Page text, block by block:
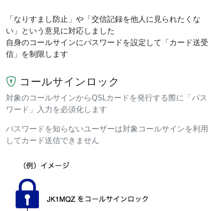
「なりすまし防止」や「交信記録を他人に見られたくな
い」という意見に対応しました
自身のコールサインにパスワードを設定して「カード送受
信」を制限します
コールサインロック
対象のコールサインからQSLカードを発行する際に「パス
ワード」入力を必須化します
パスワードを知らないユーザーは対象コールサインを利用
してカード送信できません